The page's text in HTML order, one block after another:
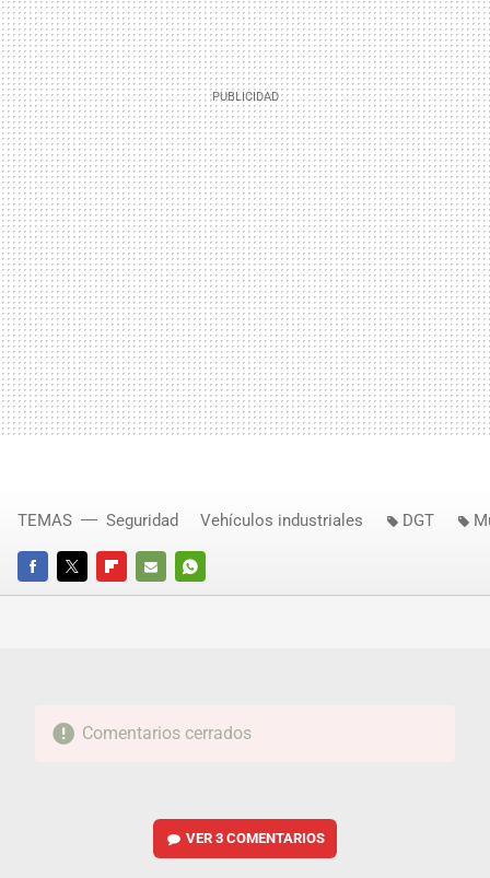
FACEBOOKTWITTERFLIPBOARD
E-
WHATSAPP
TEMAS Seguridad Vehículos industriales DGT
Comentarios cerrados
VER3 COMENTARIOS